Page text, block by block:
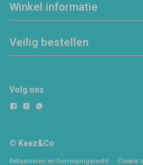
Winkel informatie
Veilig bestellen
Volg ons
© Keez&Co
Retourneren en herroepingsrecht Cookie